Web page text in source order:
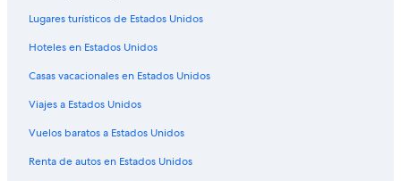
Lugares turísticos de Estados Unidos
Hoteles en Estados Unidos
Casas vacacionales en Estados Unidos
Viajes a Estados Unidos
Vuelos baratos a Estados Unidos
Renta de autos en Estados Unidos